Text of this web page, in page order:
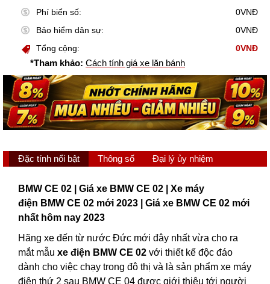
Phí biển số:
0VNĐ
Bảo hiểm dân sự:
0VNĐ
Tổng cộng:
0VNĐ
*Tham khảo: Cách tính giá xe lăn bánh
Đặc tính nổi bật Thông số Đại lý ủy nhiệm
BMW CE 02 | Giá xe BMW CE 02 | Xe máy
điện BMW CE 02 mới 2023 | Giá xe BMW CE 02 mới
nhất hôm nay 2023
Hãng xe đến từ nước Đức mới đây nhất vừa cho ra
mắt mẫu xe điện BMW CE 02 với thiết kế độc đáo
dành cho việc chạy trong đô thị và là sản phẩm xe máy
điện thứ 2 sau BMW CE 04 được giới thiệu tới người